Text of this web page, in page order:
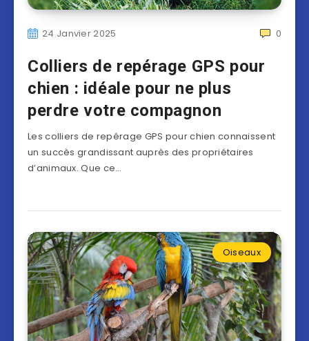
24 Janvier 2025 0
Colliers de repérage GPS pour
chien : idéale pour ne plus
perdre votre compagnon
Les colliers de repérage GPS pour chien connaissent
un succès grandissant auprès des propriétaires
d’animaux. Que ce…
Oiseaux